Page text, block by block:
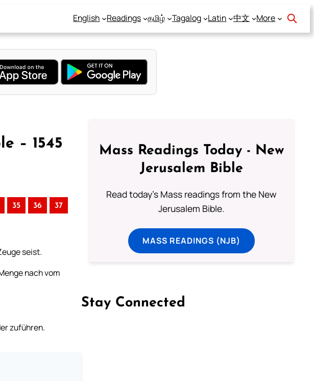
English Readings தமிழ் Tagalog Latin 中文 More
– 1545
35 36 37
seist.
nach vom
zuführen.
Mass Readings Today - New
Jerusalem Bible
Read today's Mass readings from the New
Jerusalem Bible.
MASS READINGS (NJB)
Stay Connected